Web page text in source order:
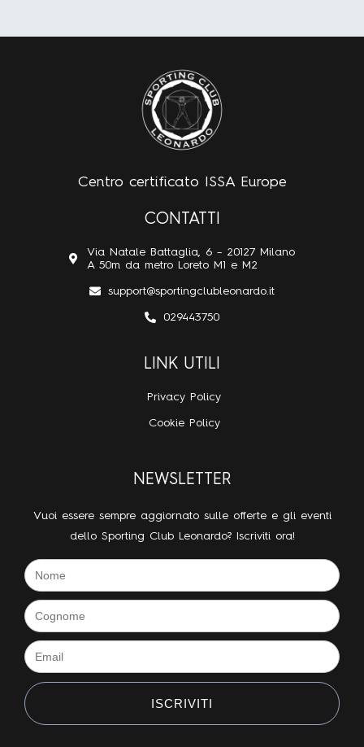
Centro certificato ISSA Europe
CONTATTI
Via Natale Battaglia, 6 – 20127 Milano
A 50m da metro Loreto M1 e M2
support@sportingclubleonardo.it
029443750
LINK UTILI
Privacy Policy
Cookie Policy
NEWSLETTER
Vuoi essere sempre aggiornato sulle offerte e gli eventi
dello Sporting Club Leonardo? Iscriviti ora!
ISCRIVITI